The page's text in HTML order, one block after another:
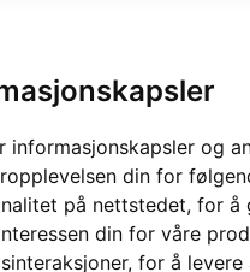
informasjonskapsler og
din for
på nettstedet, for å
din for våre
, for å levere